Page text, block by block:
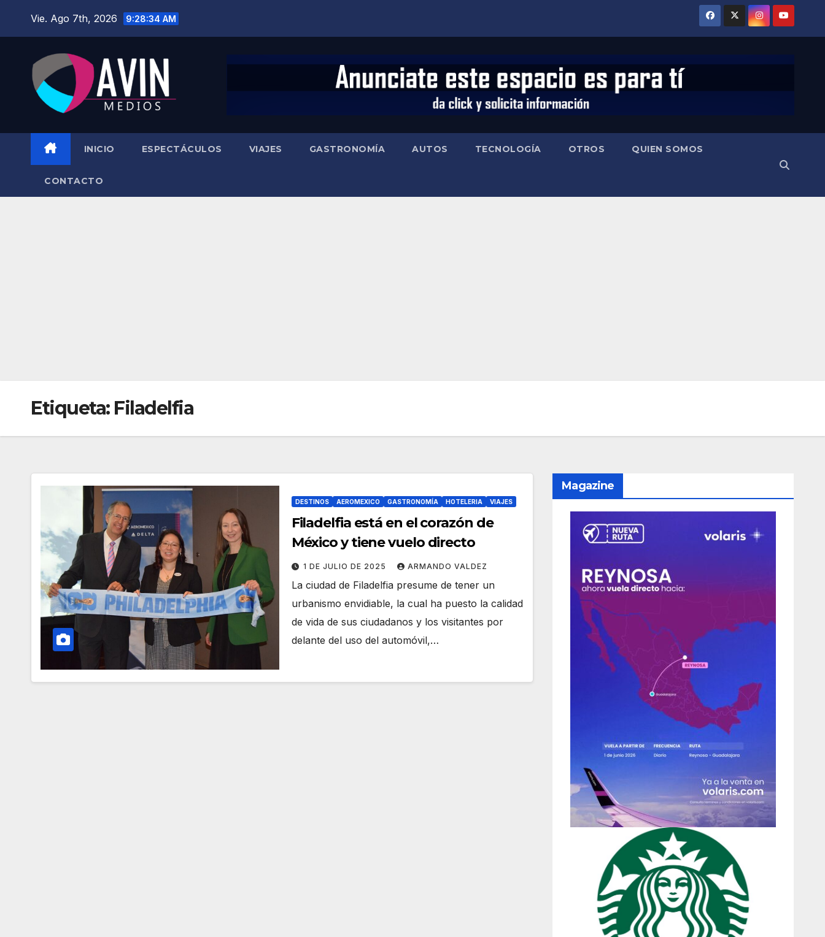
Vie. Ago 7th, 2026 9:28:35 AM
INICIO ESPECTÁCULOS VIAJES GASTRONOMÍA AUTOS TECNOLOGÍA OTROS QUIEN SOMOS
CONTACTO
Etiqueta: Filadelfia
DESTINOS AEROMEXICO GASTRONOMÍA HOTELERIA VIAJES
Filadelfia está en el corazón de
México y tiene vuelo directo
1 DE JULIO DE 2025 ARMANDO VALDEZ
La ciudad de Filadelfia presume de tener un
urbanismo envidiable, la cual ha puesto la calidad
de vida de sus ciudadanos y los visitantes por
delante del uso del automóvil,…
Magazine